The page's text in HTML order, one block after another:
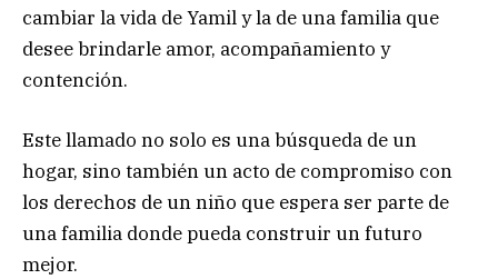
cambiar la vida de Yamil y la de una familia que
desee brindarle amor, acompañamiento y
contención.
Este llamado no solo es una búsqueda de un
hogar, sino también un acto de compromiso con
los derechos de un niño que espera ser parte de
una familia donde pueda construir un futuro
mejor.